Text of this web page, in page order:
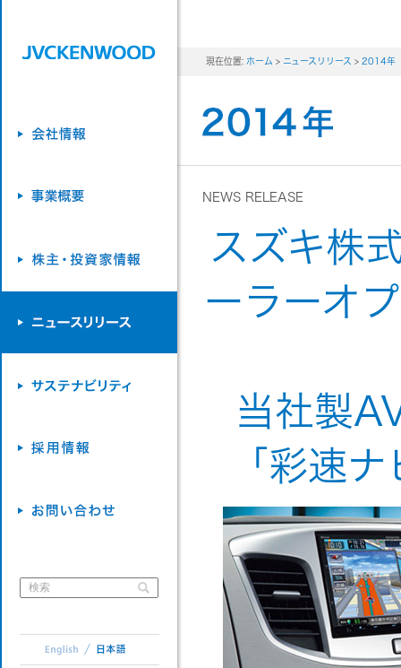
現在位置: ホーム > ニュースリリース > 2014年
NEWS RELEASE
スズキ株
ーラーオ
当社製
「彩速